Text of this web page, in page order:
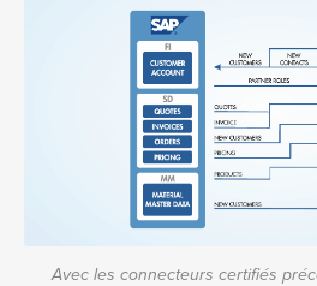
Avec les connecteurs certifiés